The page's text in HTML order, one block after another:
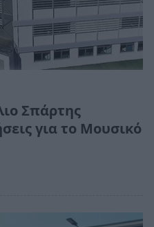
Σπάρτης
για το Μουσικό